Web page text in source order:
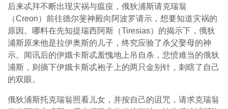
后来忒拜不断出现灾祸与瘟疫，俄狄浦斯请克瑞翁
（Creon）前往德尔斐神殿向阿波罗请示，想要知道灾祸的
原因。哪料在先知提瑞西阿斯（Tiresias）的揭示下，俄狄
浦斯原来他是拉伊奥斯的儿子，终究应验了杀父娶母的神
示。闻讯后的伊娥卡斯忒羞愧地上吊自杀，悲愤难当的俄狄
浦斯，则摘下伊娥卡斯忒袍子上的两只金别针，刺瞎了自己
的双眼。
俄狄浦斯托克瑞翁照看儿女，并按自己的诅咒，请求克瑞翁